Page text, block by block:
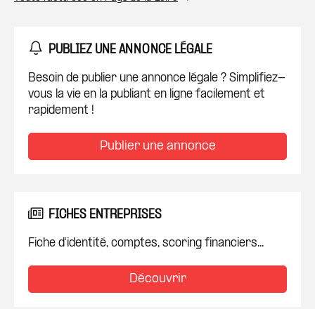
PUBLIEZ UNE ANNONCE LÉGALE
Besoin de publier une annonce légale ? Simplifiez-
vous la vie en la publiant en ligne facilement et
rapidement !
Publier une annonce
FICHES ENTREPRISES
Fiche d'identité, comptes, scoring financiers...
Découvrir